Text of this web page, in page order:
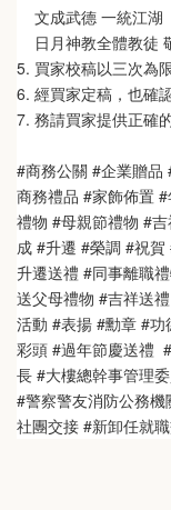
文成武德 一統江湖
日月神教全體教徒
5. 買家校稿以三次為
6. 經買家定稿，也確
7. 務請買家提供正確
#商務公關 #企業贈品
商務禮品 #家飾佈置
禮物 #母親節禮物 #
成 #升遷 #榮調 #祝
升遷送禮 #同事離職
送父母禮物 #吉祥送
活動 #表揚 #勳章 #
彩頭 #過年節慶送禮
長 #大樓總幹事管理
#警察警友消防公務
社團交接 #新卸任就